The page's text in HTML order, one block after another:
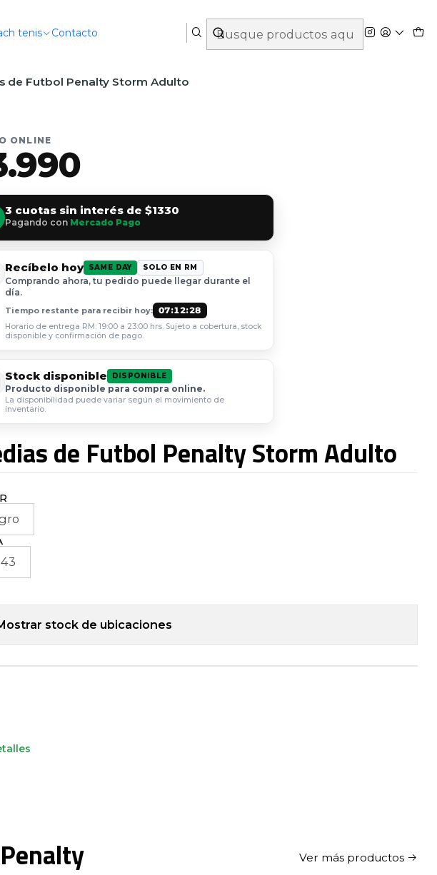
tenis Contacto
de Futbol Penalty Storm Adulto
ONLINE
3 cuotas sin interés de $1330
Pagando con Mercado Pago
Recíbelo hoy SAME DAY SOLO EN RM
Comprando ahora, tu pedido puede llegar durante el
día.
Tiempo restante para recibir hoy: 07:12:27
Horario de entrega RM: 19:00 a 23:00 hrs. Sujeto a cobertura, stock
disponible y confirmación de pago.
Stock disponible DISPONIBLE
Producto disponible para compra online.
La disponibilidad puede variar según el movimiento de
inventario.
de Futbol Penalty Storm Adulto
stock de ubicaciones
Ver más productos